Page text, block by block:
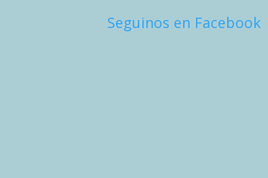
Seguinos en Facebook